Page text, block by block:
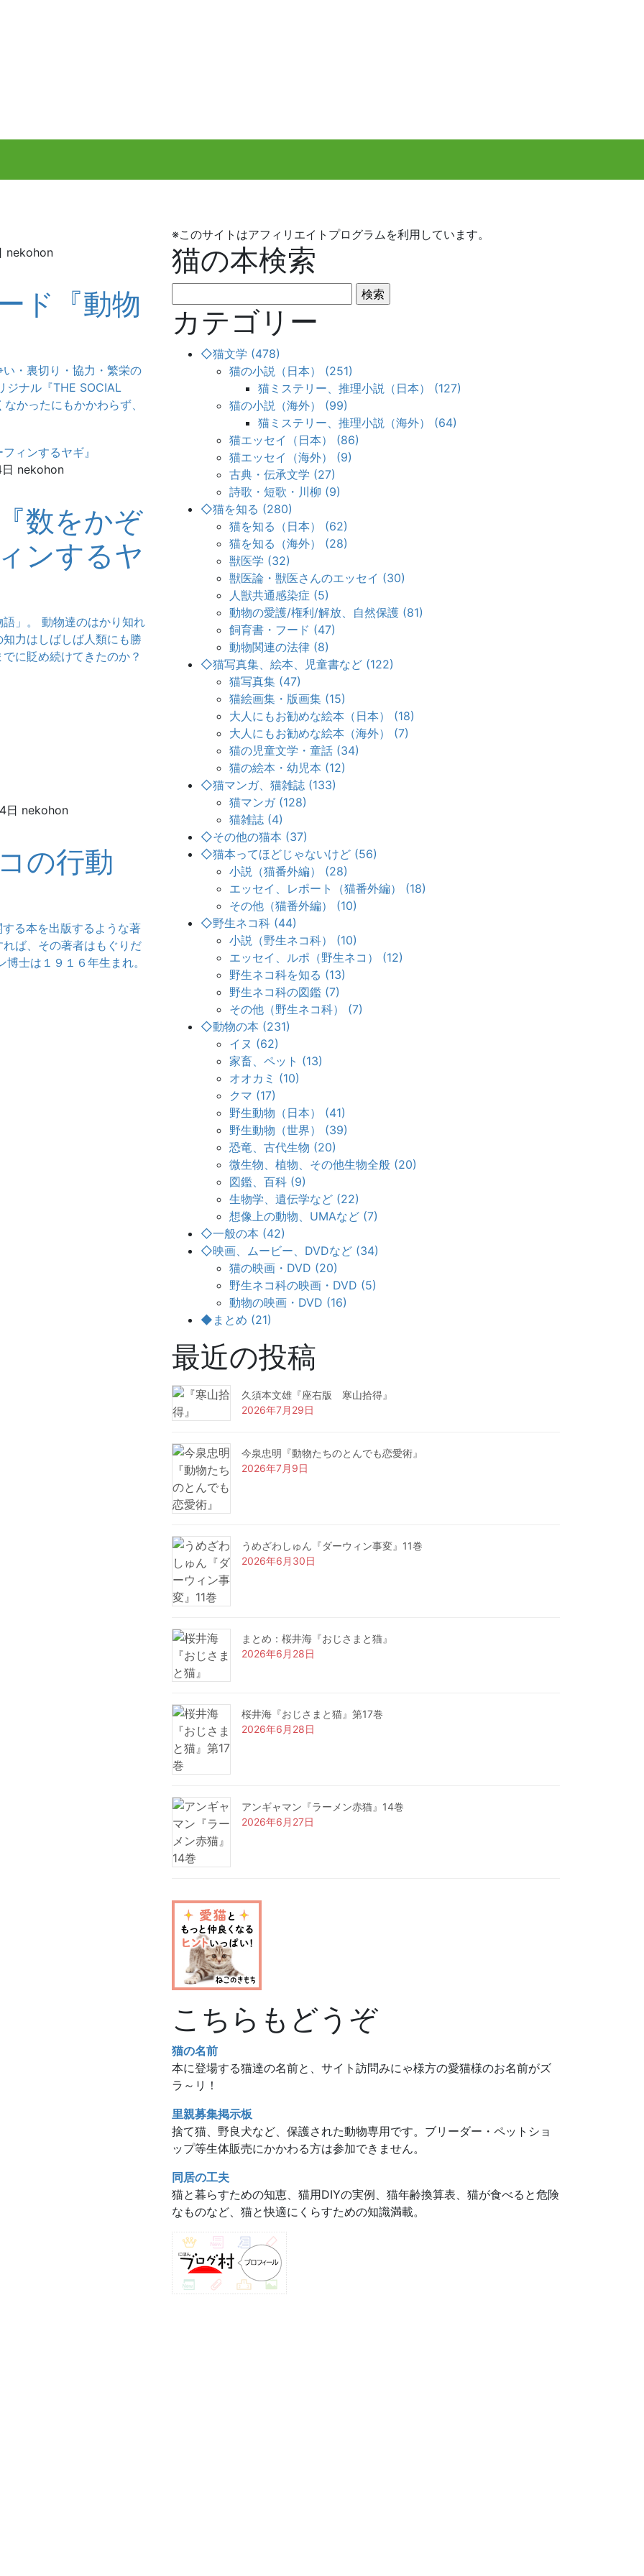
nekohon
ド『動物
・裏切り・協力・繁栄の
ジナル『THE SOCIAL
かったにもかかわらず、
nekohon
数をかぞ
ンするヤ
」。 動物達のはかり知れ
力はしばしば人類にも勝
に貶め続けてきたのか？
日 nekohon
の行動
る本を出版するような著
ば、その著者はもぐりだ
士は１９１６年生まれ。
※このサイトはアフィリエイトプログラムを利用しています。
猫の本検索
索:
カテゴリー
◇猫文学 (478)
猫の小説（日本） (251)
猫ミステリー、推理小説（日本） (127)
猫の小説（海外） (99)
猫ミステリー、推理小説（海外） (64)
猫エッセイ（日本） (86)
猫エッセイ（海外） (9)
古典・伝承文学 (27)
詩歌・短歌・川柳 (9)
◇猫を知る (280)
猫を知る（日本） (62)
猫を知る（海外） (28)
獣医学 (32)
獣医論・獣医さんのエッセイ (30)
人獣共通感染症 (5)
動物の愛護/権利/解放、自然保護 (81)
飼育書・フード (47)
動物関連の法律 (8)
◇猫写真集、絵本、児童書など (122)
猫写真集 (47)
猫絵画集・版画集 (15)
大人にもお勧めな絵本（日本） (18)
大人にもお勧めな絵本（海外） (7)
猫の児童文学・童話 (34)
猫の絵本・幼児本 (12)
◇猫マンガ、猫雑誌 (133)
猫マンガ (128)
猫雑誌 (4)
◇その他の猫本 (37)
◇猫本ってほどじゃないけど (56)
小説（猫番外編） (28)
エッセイ、レポート（猫番外編） (18)
その他（猫番外編） (10)
◇野生ネコ科 (44)
小説（野生ネコ科） (10)
エッセイ、ルポ（野生ネコ） (12)
野生ネコ科を知る (13)
野生ネコ科の図鑑 (7)
その他（野生ネコ科） (7)
◇動物の本 (231)
イヌ (62)
家畜、ペット (13)
オオカミ (10)
クマ (17)
野生動物（日本） (41)
野生動物（世界） (39)
恐竜、古代生物 (20)
微生物、植物、その他生物全般 (20)
図鑑、百科 (9)
生物学、遺伝学など (22)
想像上の動物、UMAなど (7)
◇一般の本 (42)
◇映画、ムービー、DVDなど (34)
猫の映画・DVD (20)
野生ネコ科の映画・DVD (5)
動物の映画・DVD (16)
◆まとめ (21)
最近の投稿
久須本文雄『座右版 寒山拾得』
2026年7月29日
今泉忠明『動物たちのとんでも恋愛術』
2026年7月9日
うめざわしゅん『ダーウィン事変』11巻
2026年6月30日
まとめ：桜井海『おじさまと猫』
2026年6月28日
桜井海『おじさまと猫』第17巻
2026年6月28日
アンギャマン『ラーメン赤猫』14巻
2026年6月27日
こちらもどうぞ
猫の名前
本に登場する猫達の名前と、サイト訪問みにゃ様方の愛猫様のお名前がズ
ラ～リ！
里親募集掲示板
捨て猫、野良犬など、保護された動物専用です。ブリーダー・ペットショ
ップ等生体販売にかかわる方は参加できません。
同居の工夫
猫と暮らすための知恵、猫用DIYの実例、猫年齢換算表、猫が食べると危険
なものなど、猫と快適にくらすための知識満載。